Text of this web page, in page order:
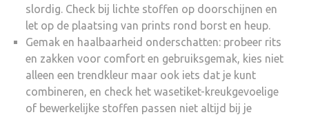
slordig. Check bij lichte stoffen op doorschijnen en
let op de plaatsing van prints rond borst en heup.
Gemak en haalbaarheid onderschatten: probeer rits
en zakken voor comfort en gebruiksgemak, kies niet
alleen een trendkleur maar ook iets dat je kunt
combineren, en check het wasetiket-kreukgevoelige
of bewerkelijke stoffen passen niet altijd bij je